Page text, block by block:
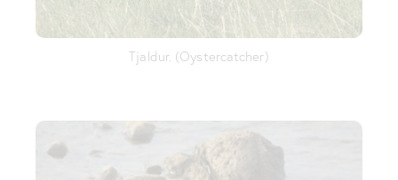
Tjaldur. (Oystercatcher)